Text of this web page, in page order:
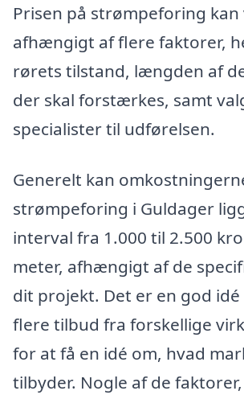
Prisen på strømpeforing kan
afhængigt af flere faktorer,
rørets tilstand, længden af
der skal forstærkes, samt
specialister til udførelsen.
Generelt kan
strømpeforing i Guldager
interval fra 1.000 til 2.500
meter, afhængigt af de
dit projekt. Det er en god
flere tilbud fra forskellige
for at få en idé om, hvad
tilbyder. Nogle af de